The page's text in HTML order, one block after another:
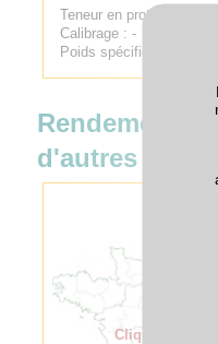
Teneur en protéines : -
Calibrage : -
Poids spécifique : 6
Rendement
d'autres
Cliquer sur la